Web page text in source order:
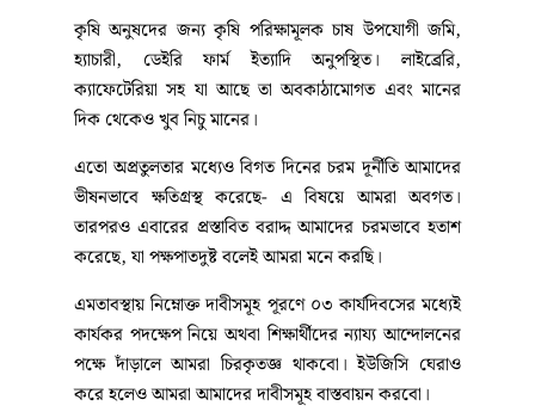
কৃষি অনুষদের জন্য কৃষি পরিক্ষামূলক চাষ উপযোগী জমি,
হ্যাচারী, ডেইরি ফার্ম ইত্যাদি অনুপস্থিত। লাইব্রেরি,
ক্যাফেটেরিয়া সহ যা আছে তা অবকাঠামোগত এবং মানের
দিক থেকেও খুব নিচু মানের।
এতো অপ্রতুলতার মধ্যেও বিগত দিনের চরম দূর্নীতি আমাদের
ভীষনভাবে ক্ষতিগ্রস্থ করেছে- এ বিষয়ে আমরা অবগত।
তারপরও এবারের প্রস্তাবিত বরাদ্দ আমাদের চরমভাবে হতাশ
করেছে, যা পক্ষপাতদুষ্ট বলেই আমরা মনে করছি।
এমতাবস্থায় নিম্নোক্ত দাবীসমূহ পূরণে ০৩ কার্যদিবসের মধ্যেই
কার্যকর পদক্ষেপ নিয়ে অথবা শিক্ষার্থীদের ন্যায্য আন্দোলনের
পক্ষে দাঁড়ালে আমরা চিরকৃতজ্ঞ থাকবো। ইউজিসি ঘেরাও
করে হলেও আমরা আমাদের দাবীসমূহ বাস্তবায়ন করবো।